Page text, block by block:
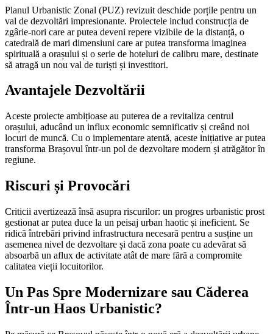
Planul Urbanistic Zonal (PUZ) revizuit deschide porțile pentru un
val de dezvoltări impresionante. Proiectele includ construcția de
zgârie-nori care ar putea deveni repere vizibile de la distanță, o
catedrală de mari dimensiuni care ar putea transforma imaginea
spirituală a orașului și o serie de hoteluri de calibru mare, destinate
să atragă un nou val de turiști și investitori.
Avantajele Dezvoltării
Aceste proiecte ambițioase au puterea de a revitaliza centrul
orașului, aducând un influx economic semnificativ și creând noi
locuri de muncă. Cu o implementare atentă, aceste inițiative ar putea
transforma Brașovul într-un pol de dezvoltare modern și atrăgător în
regiune.
Riscuri și Provocări
Criticii avertizează însă asupra riscurilor: un progres urbanistic prost
gestionat ar putea duce la un peisaj urban haotic și ineficient. Se
ridică întrebări privind infrastructura necesară pentru a susține un
asemenea nivel de dezvoltare și dacă zona poate cu adevărat să
absoarbă un aflux de activitate atât de mare fără a compromite
calitatea vieții locuitorilor.
Un Pas Spre Modernizare sau Căderea
Într-un Haos Urbanistic?